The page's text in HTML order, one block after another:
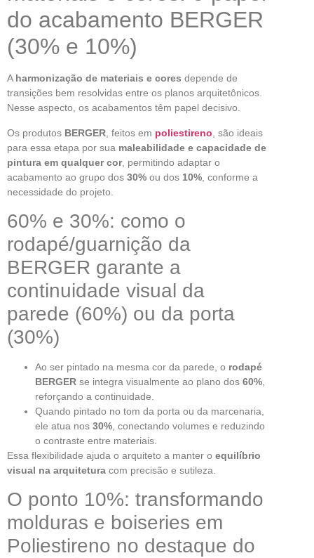
do acabamento BERGER
(30% e 10%)
A harmonização de materiais e cores depende de
transições bem resolvidas entre os planos arquitetônicos.
Nesse aspecto, os acabamentos têm papel decisivo.
Os produtos BERGER , feitos em poliestireno , são ideais
para essa etapa por sua maleabilidade e capacidade de
pintura em qualquer cor, permitindo adaptar o
acabamento ao grupo dos 30% ou dos 10% , conforme a
necessidade do projeto.
60% e 30%: como o
rodapé/guarnição da
BERGER garante a
continuidade visual da
parede (60%) ou da porta
(30%)
Ao ser pintado na mesma cor da parede, o rodapé
BERGER se integra visualmente ao plano dos 60%
reforçando a continuidade.
Quando pintado no tom da porta ou da marcenaria,
ele atua nos 30% , conectando volumes e reduzindo
o contraste entre materiais.
Essa flexibilidade ajuda o arquiteto a manter o equilíbrio
visual na arquitetura com precisão e sutileza.
O ponto 10%: transformando
molduras e boiseries em
Poliestireno no destaque do